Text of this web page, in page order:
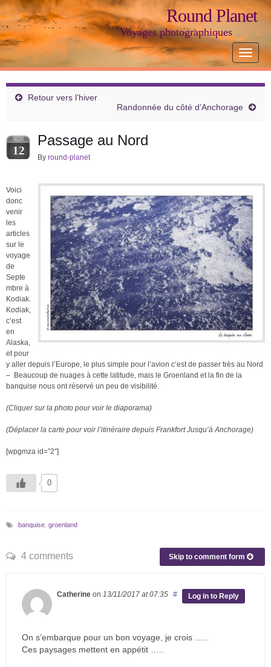
Toggle
Round Planet
Voyages photographiques
Retour vers l’hiver
Randonnée du côté d’Anchorage
NOV
12
Passage au Nord
By round-planet
Voici
donc
venir
les
articles
sur le
voyage
de
Septe
mbre à
Kodiak.
Kodiak,
c’est
en
Alaska,
et pour
y aller depuis l’Europe, le plus simple pour l’avion c’est de passer très au Nord
– Beaucoup de nuages à cette latitude, mais le Groenland et la fin de la
banquise nous ont réservé un peu de visibilité.
(Cliquer sur la photo pour voir le diaporama)
(Déplacer la carte pour voir l’itinéraire depuis Frankfort Jusqu’à Anchorage)
[wpgmza id=”2″]
0
banquise groenland
4 comments Skip to comment form
Catherine on 13/11/2017 at 07:35 # Log in to Reply
On s’embarque pour un bon voyage, je crois …..
Ces paysages mettent en appétit …..